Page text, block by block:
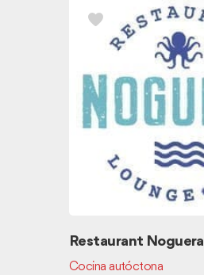
Restaurant Noguera
Cocina autóctona